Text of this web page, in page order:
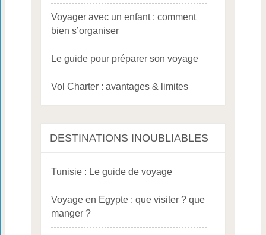
Voyager avec un enfant : comment
bien s’organiser
Le guide pour préparer son voyage
Vol Charter : avantages & limites
DESTINATIONS INOUBLIABLES
Tunisie : Le guide de voyage
Voyage en Egypte : que visiter ? que
manger ?